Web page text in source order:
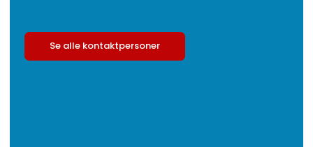
Se alle kontaktpersoner